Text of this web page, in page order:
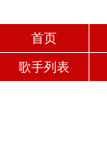
首页
歌手列表